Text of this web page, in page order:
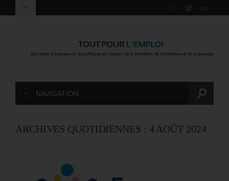
NAVIGATION
ARCHIVES QUOTIDIENNES : 4 AOÛT 2024